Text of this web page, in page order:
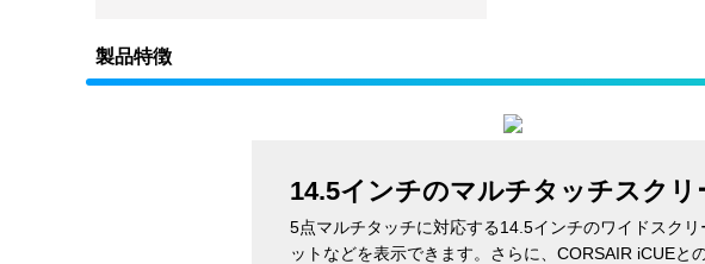
製品特徴
14.5インチのマルチタッチスクリ
5点マルチタッチに対応する14.5インチのワイドスク
ットなどを表示できます。さらに、CORSAIR iCUE